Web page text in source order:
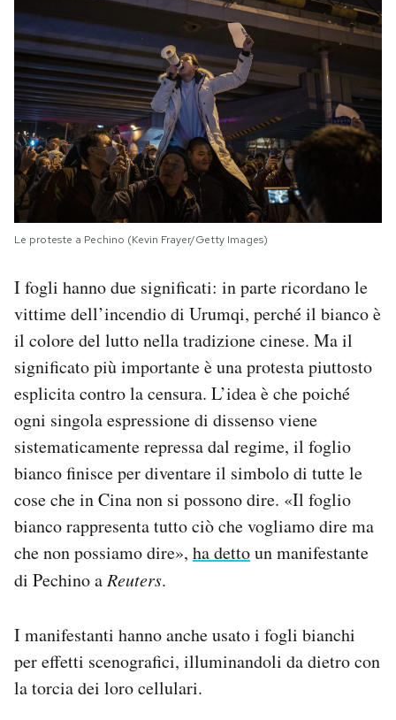
Le proteste a Pechino (Kevin Frayer/Getty Images)
I fogli hanno due significati: in parte ricordano le
vittime dell’incendio di Urumqi, perché il bianco è
il colore del lutto nella tradizione cinese. Ma il
significato più importante è una protesta piuttosto
esplicita contro la censura. L’idea è che poiché
ogni singola espressione di dissenso viene
sistematicamente repressa dal regime, il foglio
bianco finisce per diventare il simbolo di tutte le
cose che in Cina non si possono dire. «Il foglio
bianco rappresenta tutto ciò che vogliamo dire ma
che non possiamo dire», ha dettoun manifestante
di Pechino a Reuters.
I manifestanti hanno anche usato i fogli bianchi
per effetti scenografici, illuminandoli da dietro con
la torcia dei loro cellulari.